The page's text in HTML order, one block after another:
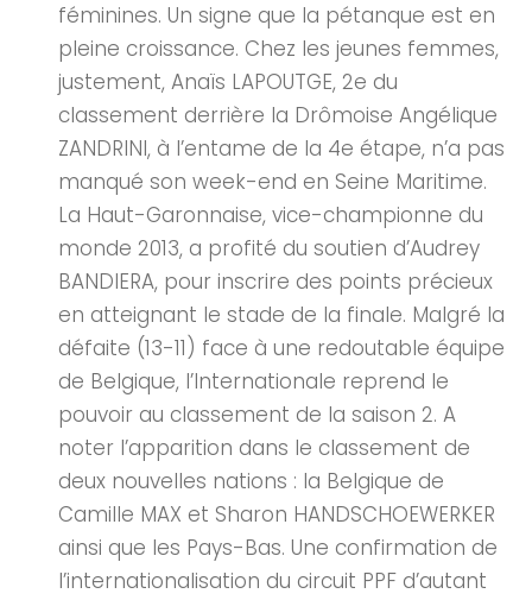
féminines. Un signe que la pétanque est en
pleine croissance. Chez les jeunes femmes,
justement, Anaïs LAPOUTGE, 2e du
classement derrière la Drômoise Angélique
ZANDRINI, à l’entame de la 4e étape, n’a pas
manqué son week-end en Seine Maritime.
La Haut-Garonnaise, vice-championne du
monde 2013, a profité du soutien d’Audrey
BANDIERA, pour inscrire des points précieux
en atteignant le stade de la finale. Malgré la
défaite (13-11) face à une redoutable équipe
de Belgique, l’Internationale reprend le
pouvoir au classement de la saison 2. A
noter l’apparition dans le classement de
deux nouvelles nations : la Belgique de
Camille MAX et Sharon HANDSCHOEWERKER
ainsi que les Pays-Bas. Une confirmation de
l’internationalisation du circuit PPF d’autant